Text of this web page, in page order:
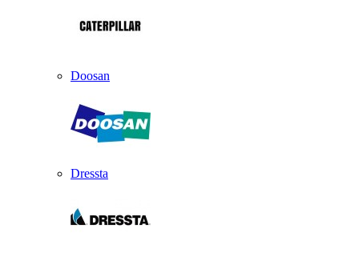
Doosan
Dressta